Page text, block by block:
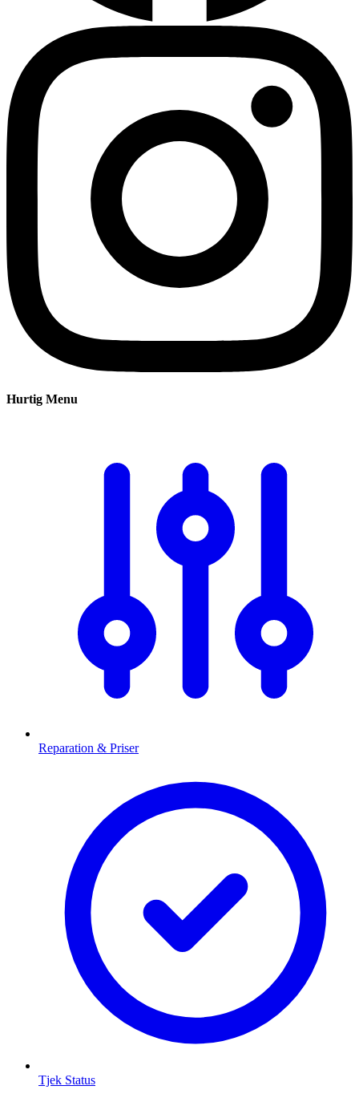
Hurtig Menu
Reparation & Priser
Tjek Status